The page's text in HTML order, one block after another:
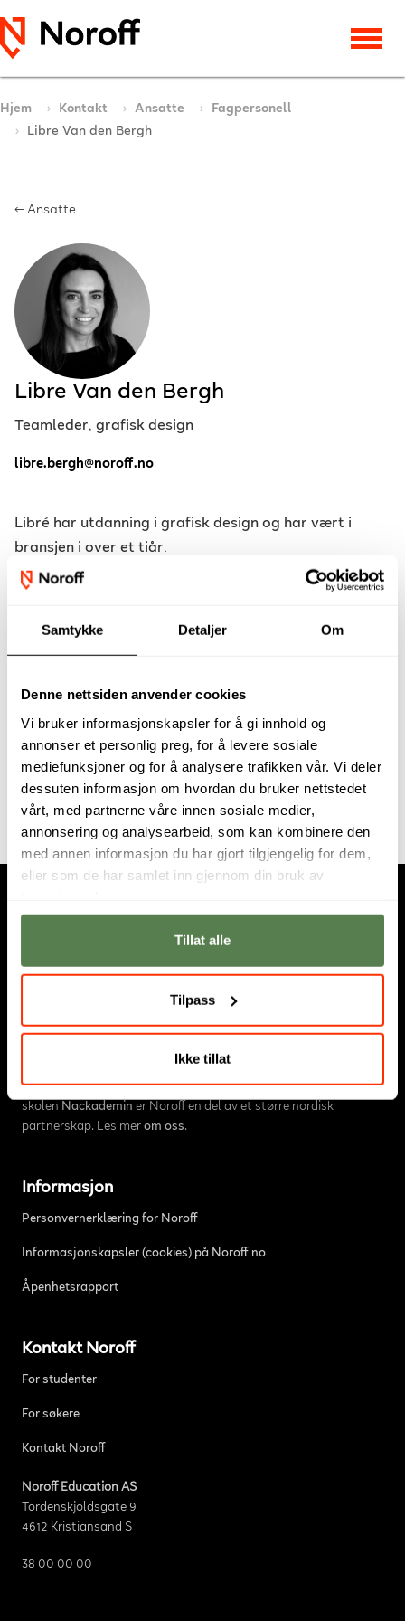
Samtykke Detaljer Om
Denne nettsiden anvender cookies
Vi bruker informasjonskapsler for å gi innhold og
annonser et personlig preg, for å levere sosiale
mediefunksjoner og for å analysere trafikken vår. Vi deler
dessuten informasjon om hvordan du bruker nettstedet
vårt, med partnerne våre innen sosiale medier,
annonsering og analysearbeid, som kan kombinere den
med annen informasjon du har gjort tilgjengelig for dem,
eller som de har samlet inn gjennom din bruk av
Tillat alle
Tilpass
Ikke tillat
Hjem Kontakt Ansatte
Fagpersonell
Libre Van den Bergh
← Ansatte
Libre Van den Bergh
Teamleder, grafisk design
libre.bergh@noroff.no
Libré har utdanning i grafisk design og har vært i
bransjen i over et tiår.
Hun har jobbet med ulike fagområder innen grafisk
Sør-Afrika, til å jobbe med noen av de største
kommersielle eiendomsmeglerne innen retail og
2013 startet hun et byrå som fokuserer på strategisk
merkevarebygging og markedsføring. Libré er en av
våre faglærere for grafisk design på Nettstudier.
Utdanningstilbudet består avhøyskole
Vi har campus iOsloogBergen. Sammen med den svenske
skolen Nackademin er Noroff en del av et større nordisk
partnerskap. Les mer om oss.
Informasjon
Personvernerklæring for Noroff
Informasjonskapsler (cookies) på Noroff.no
Åpenhetsrapport
Kontakt Noroff
For studenter
For søkere
Kontakt Noroff
Noroff Education AS
Tordenskjoldsgate 9
4612 Kristiansand S
38 00 00 00